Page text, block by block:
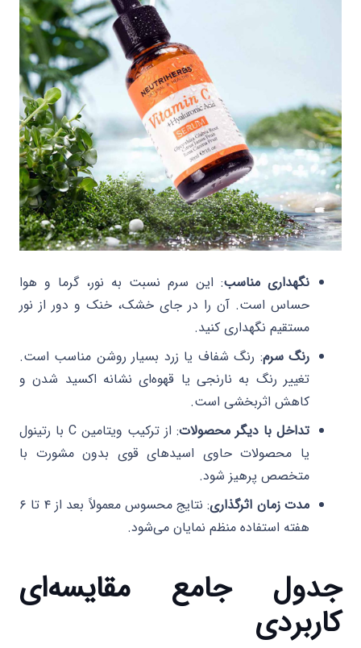
نگهداری مناسب: این سرم نسبت به نور، گرما و هوا
حساس است. آن را در جای خشک، خنک و دور از نور
مستقیم نگهداری کنید.
رنگ سرم: رنگ شفاف یا زرد بسیار روشن مناسب است.
تغییر رنگ به نارنجی یا قهوه‌ای نشانه اکسید شدن و
کاهش اثربخشی است.
تداخل با دیگر محصولات
: از ترکیب ویتامین C با رتینول
یا محصولات حاوی اسیدهای قوی بدون مشورت با
متخصص پرهیز شود.
مدت زمان اثرگذاری
: نتایج محسوس معمولاً بعد از ۴ تا ۶
هفته استفاده منظم نمایان می‌شود.
جدول جامع مقایسه‌ای
کاربردی